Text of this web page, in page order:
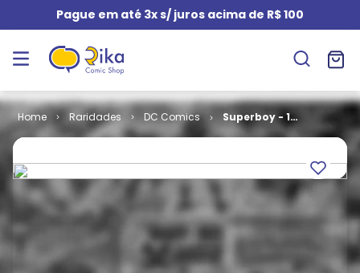
Pague em até 3x s/ juros acima de R$ 100
Raridades DC Comics
Superboy - 1ª
Série # 69